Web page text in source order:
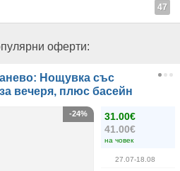
47
оферти:
Нощувка със
вечеря, плюс басейн
31.00€
41.00€
на човек
27.07-18.08
-24%